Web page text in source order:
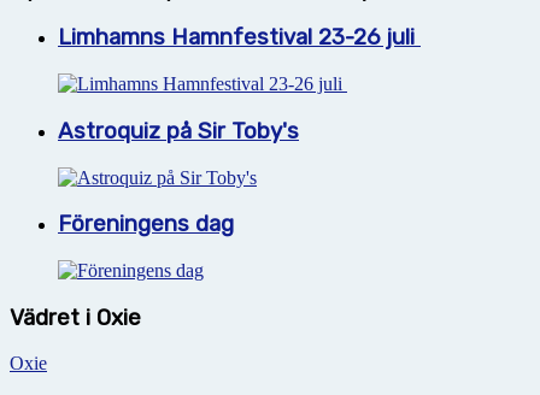
Limhamns Hamnfestival 23-26 juli
Astroquiz på Sir Toby's
Föreningens dag
Vädret i Oxie
Oxie